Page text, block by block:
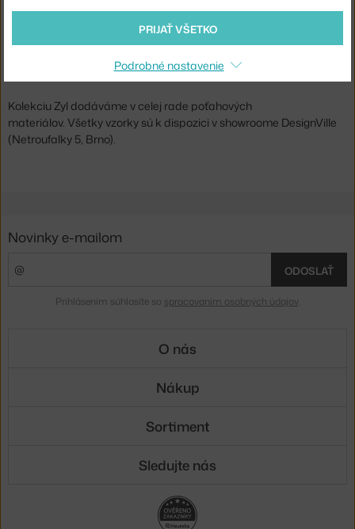
Kolekciu Zyl pre značku Bolia navrhla dvojica dizajnérov
Pouf Zyl zjednocuje praktické a estetické prvky. Môžete ho
používať ako prídavný sedák, stolík alebo aj ako podnožku.
Kolekciu Zyl dodáváme v celej rade poťahových
materiálov. Všetky vzorky sú k dispozici v showroome DesignVille
(Netroufalky 5, Brno).
PRIJAŤ VŠETKO
Podrobné nastavenie
Novinky e-mailom
ODOSLAŤ
Prihlásením súhlasíte so spracovaním osobných údajov.
O nás
Nákup
Sortiment
Sledujte nás